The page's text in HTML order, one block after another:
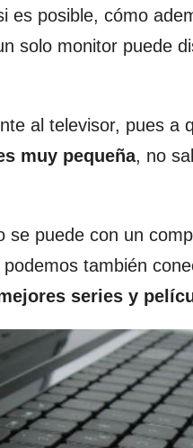
es posible, cómo
solo monitor puede
al televisor, pues a
muy pequeña, no
se puede con un
también
series y